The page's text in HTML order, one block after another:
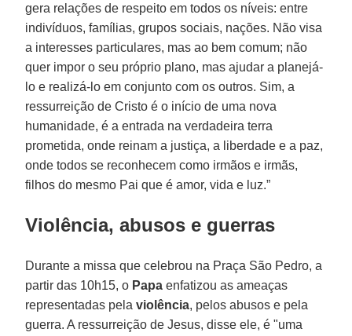
gera relações de respeito em todos os níveis: entre
indivíduos, famílias, grupos sociais, nações. Não visa
a interesses particulares, mas ao bem comum; não
quer impor o seu próprio plano, mas ajudar a planejá-
lo e realizá-lo em conjunto com os outros. Sim, a
ressurreição de Cristo é o início de uma nova
humanidade, é a entrada na verdadeira terra
prometida, onde reinam a justiça, a liberdade e a paz,
onde todos se reconhecem como irmãos e irmãs,
filhos do mesmo Pai que é amor, vida e luz.”
Violência, abusos e guerras
Durante a missa que celebrou na Praça São Pedro, a
partir das 10h15, o Papa enfatizou as ameaças
representadas pelaviolência, pelos abusos e pela
guerra. A ressurreição de Jesus, disse ele, é "uma